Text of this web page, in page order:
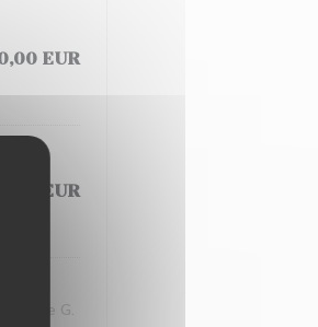
EUR
EUR
Presque G.